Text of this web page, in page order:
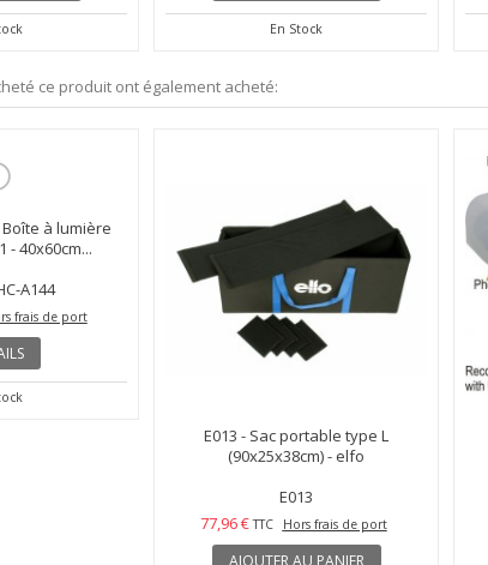
En Stock
ce produit ont également acheté:
E013 - Sac portable type L
(90x25x38cm) - elfo
E013
77,96 € TTC Hors frais de port
AJOUTER AU PANIER